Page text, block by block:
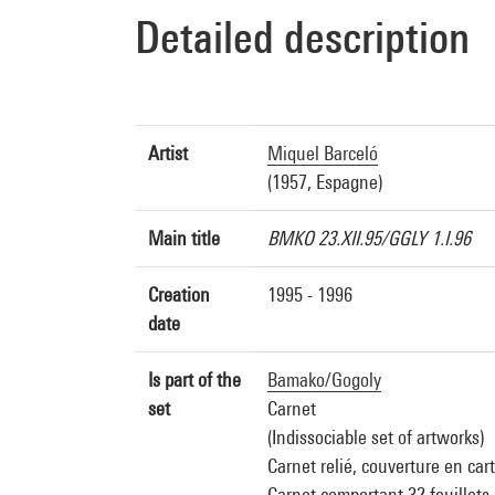
Detailed description
Artist
Miquel Barceló
(1957, Espagne)
Main title BMKO 23.XII.95/GGLY 1.I.96
Creation
date
1995 - 1996
Is part of the
set
Bamako/Gogoly
Carnet
(Indissociable set of artworks)
Carnet relié, couverture en